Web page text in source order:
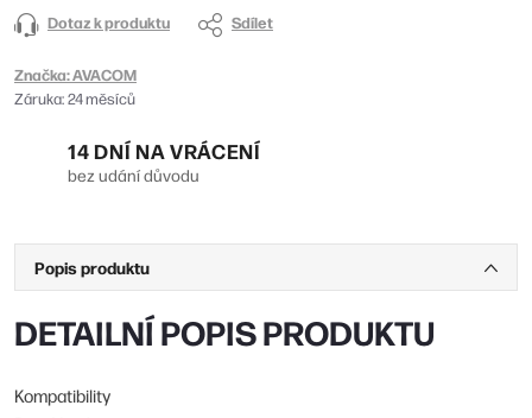
Dotaz k produktu Sdílet
Značka:AVACOM
Záruka:24 měsíců
14 DNÍ NA VRÁCENÍ
bez udání důvodu
Popis produktu
DETAILNÍ POPIS PRODUKTU
Kompatibility